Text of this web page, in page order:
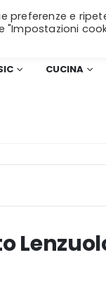
superiori a
CUCINA
preferenze e
"Impostazioni